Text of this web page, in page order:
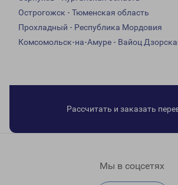
Острогожск - Тюменская область
Прохладный - Республика Мордовия
Комсомольск-на-Амуре - Вайоц
Рассчитать и заказать
Мы в соцсетях